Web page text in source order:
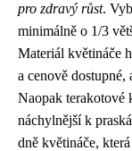
pro zdravý růst.
minimálně o 1/3
Materiál květináče
a cenově
Naopak terakotové
náchylnější k
dně květináče,